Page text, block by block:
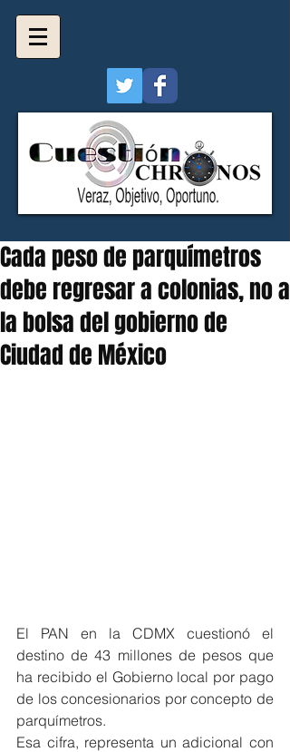
Cada peso de parquímetros
debe regresar a colonias, no a
la bolsa del gobierno de
Ciudad de México
El PAN en la CDMX cuestionó el
destino de 43 millones de pesos que
ha recibido el Gobierno local por pago
de los concesionarios por concepto de
parquímetros.
Esa cifra, representa un adicional con